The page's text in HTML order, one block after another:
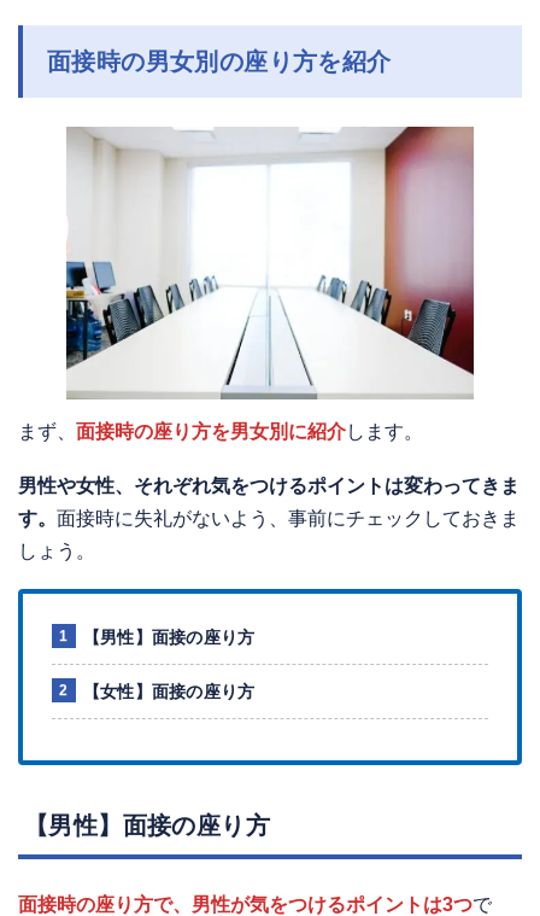
面接時の男女別の座り方を紹介
まず、 面接時の座り方を男女別に紹介します。
男性や女性、それぞれ気をつけるポイントは変わってきま
す。 面接時に失礼がないよう、事前にチェックしておきま
しょう。
【男性】面接の座り方
【女性】面接の座り方
【男性】面接の座り方
面接時の座り方で、男性が気をつけるポイントは3つで